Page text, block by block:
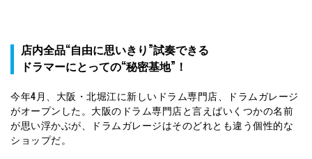
店内全品“自由に思いきり”試奏できる
ドラマーにとっての“秘密基地”！
今年4月、大阪・北堀江に新しいドラム専門店、ドラムガレージ
がオープンした。大阪のドラム専門店と言えばいくつかの名前
が思い浮かぶが、ドラムガレージはそのどれとも違う個性的な
ショップだ。